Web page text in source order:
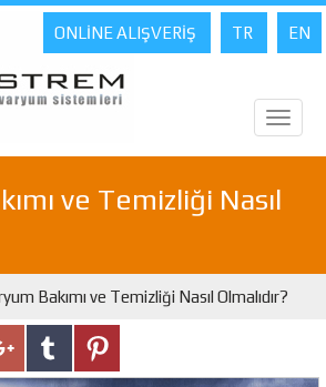
ONLİNE ALIŞVERİŞ TR EN
Toggle
ve Temizliği Nasıl
Bakımı ve Temizliği Nasıl Olmalıdır?